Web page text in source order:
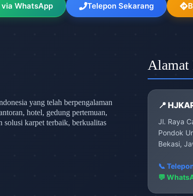
WhatsApp Telepon Sekarang
yang telah berpengalaman
hotel, gedung pertemuan,
karpet terbaik, berkualitas
Alamat
📍
Jl. Raya
Pondok
Bekasi,
📞
💬